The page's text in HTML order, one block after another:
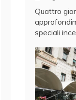
Quattro
speciali